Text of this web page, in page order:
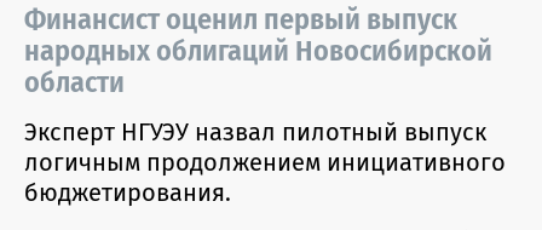
Финансист оценил первый выпуск
народных облигаций Новосибирской
области
Эксперт НГУЭУ назвал пилотный выпуск
логичным продолжением инициативного
бюджетирования.